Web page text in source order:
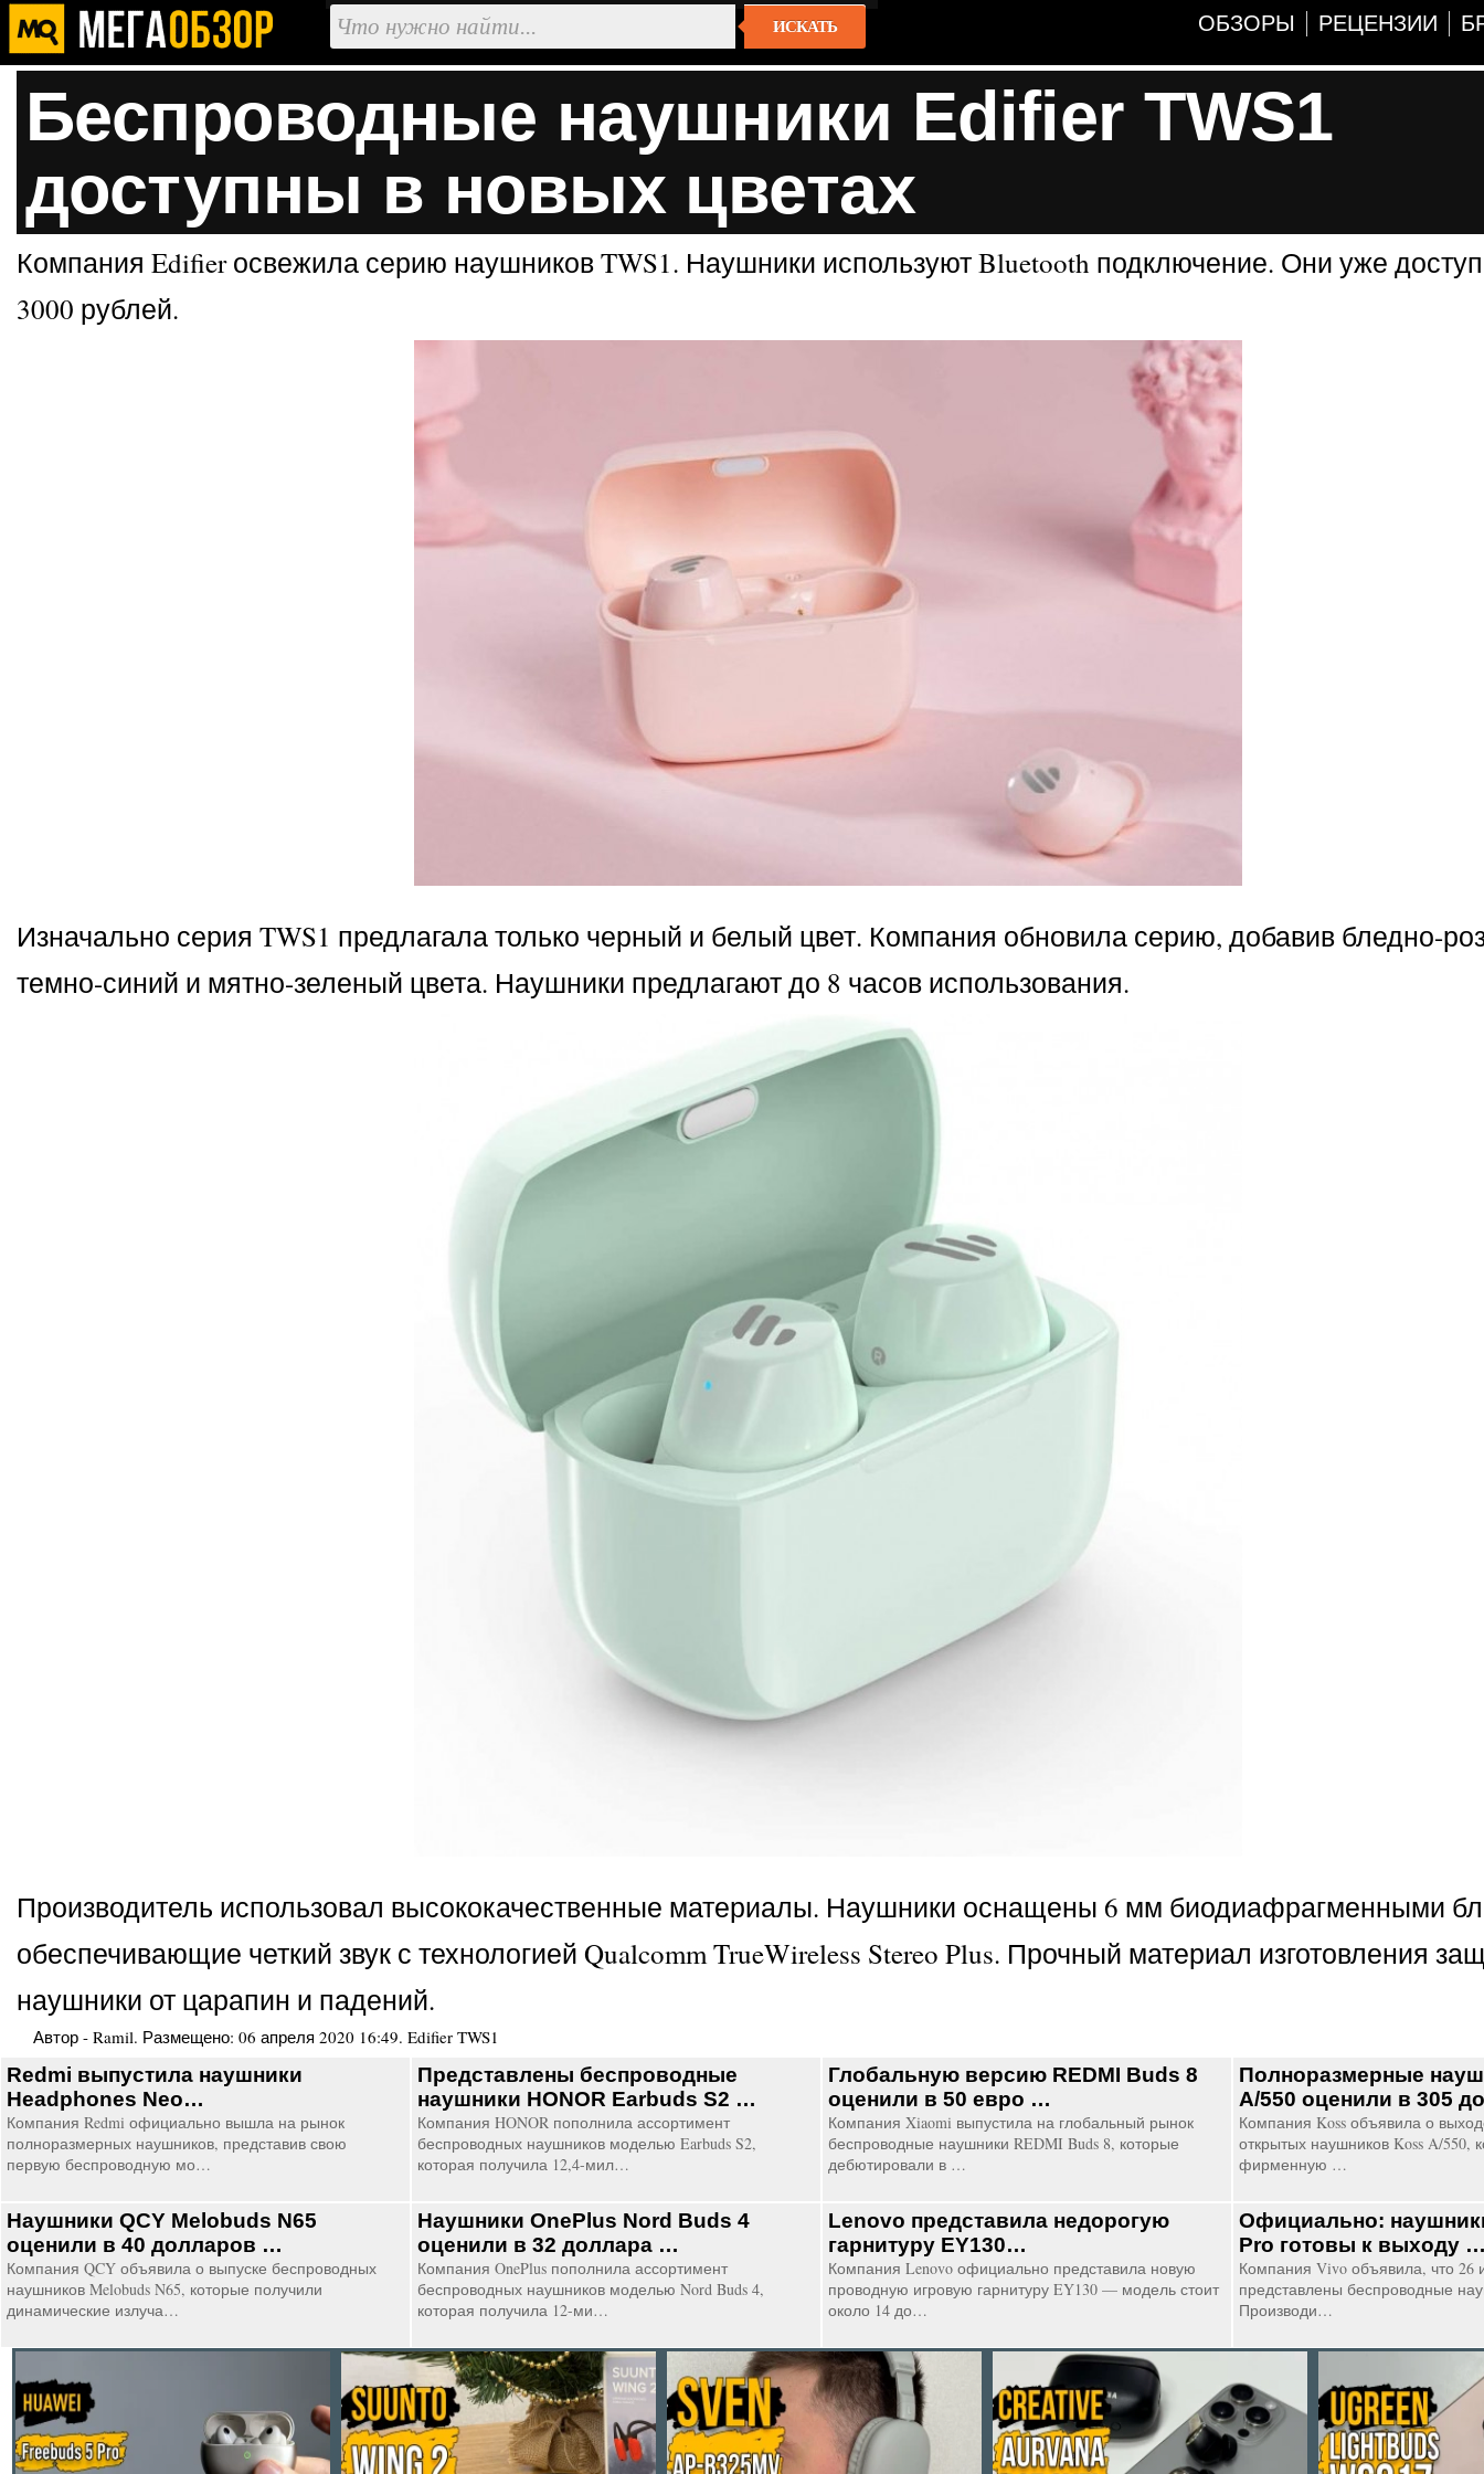
ИСКАТЬ ОБЗОРЫ РЕЦЕНЗИИ
Беспроводные наушники Edifier TWS1
доступны в новых цветах
Компания Edifier освежила серию наушников TWS1. Наушники используют Bluetooth подключение. Они уже
3000 рублей.
Изначально серия TWS1 предлагала только черный и белый цвет. Компания обновила серию, добавив бледно-
темно-синий и мятно-зеленый цвета. Наушники предлагают до 8 часов использования.
Производитель использовал высококачественные материалы. Наушники оснащены 6 мм биодиафрагменными
обеспечивающие четкий звук с технологией Qualcomm TrueWireless Stereo Plus. Прочный материал изготовления
наушники от царапин и падений.
Автор - Ramil. Размещено: 06 апреля 2020 16:49. Edifier TWS1
Redmi выпустила наушники
Headphones Neo…
Компания Redmi официально вышла на рынок
полноразмерных наушников, представив свою
первую беспроводную мо…
Представлены беспроводные
наушники HONOR Earbuds S2 …
Компания HONOR пополнила ассортимент
беспроводных наушников моделью Earbuds S2,
которая получила 12,4-мил…
Глобальную версию REDMI Buds 8
оценили в 50 евро …
Компания Xiaomi выпустила на глобальный рынок
беспроводные наушники REDMI Buds 8, которые
дебютировали в …
Полноразмерные
A/550 оценили в 305
Компания Koss объявила о
открытых наушников Koss A/550,
фирменную …
Наушники QCY Melobuds N65
оценили в 40 долларов …
Компания QCY объявила о выпуске беспроводных
наушников Melobuds N65, которые получили
динамические излуча…
Наушники OnePlus Nord Buds 4
оценили в 32 доллара …
Компания OnePlus пополнила ассортимент
беспроводных наушников моделью Nord Buds 4,
которая получила 12-ми…
Lenovo представила недорогую
гарнитуру EY130…
Компания Lenovo официально представила новую
проводную игровую гарнитуру EY130 — модель стоит
около 14 до…
Официально:
Pro готовы к выходу
Компания Vivo объявила, что 26
представлены беспроводные
Производи…